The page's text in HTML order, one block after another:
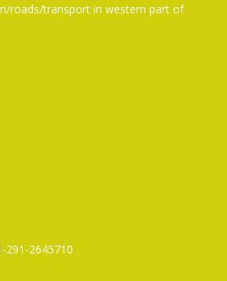
roads/transport in western part of
291-2645710